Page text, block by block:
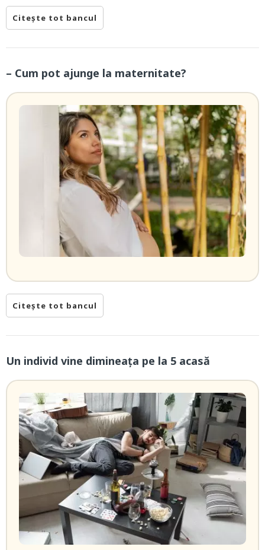
Citește tot bancul
– Cum pot ajunge la maternitate?
Citește tot bancul
Un individ vine dimineaţa pe la 5 acasă